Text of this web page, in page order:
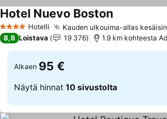
4 Tähtiluokitus
Hotelli Kauden ulkouima-allas kesäisin
Hotel Nuevo Boston
8,6 Loistava 19 376
Alkaen 95 €
Näytä hinnat 10 sivustolta